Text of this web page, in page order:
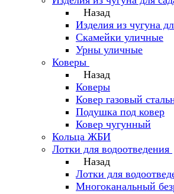
Назад
Изделия из чугуна
Скамейки уличные
Урны уличные
Коверы
Назад
Коверы
Ковер газовый
Подушка под ковер
Ковер чугунный
Кольца ЖБИ
Лотки для водоотведения
Назад
Лотки для
Многоканальный